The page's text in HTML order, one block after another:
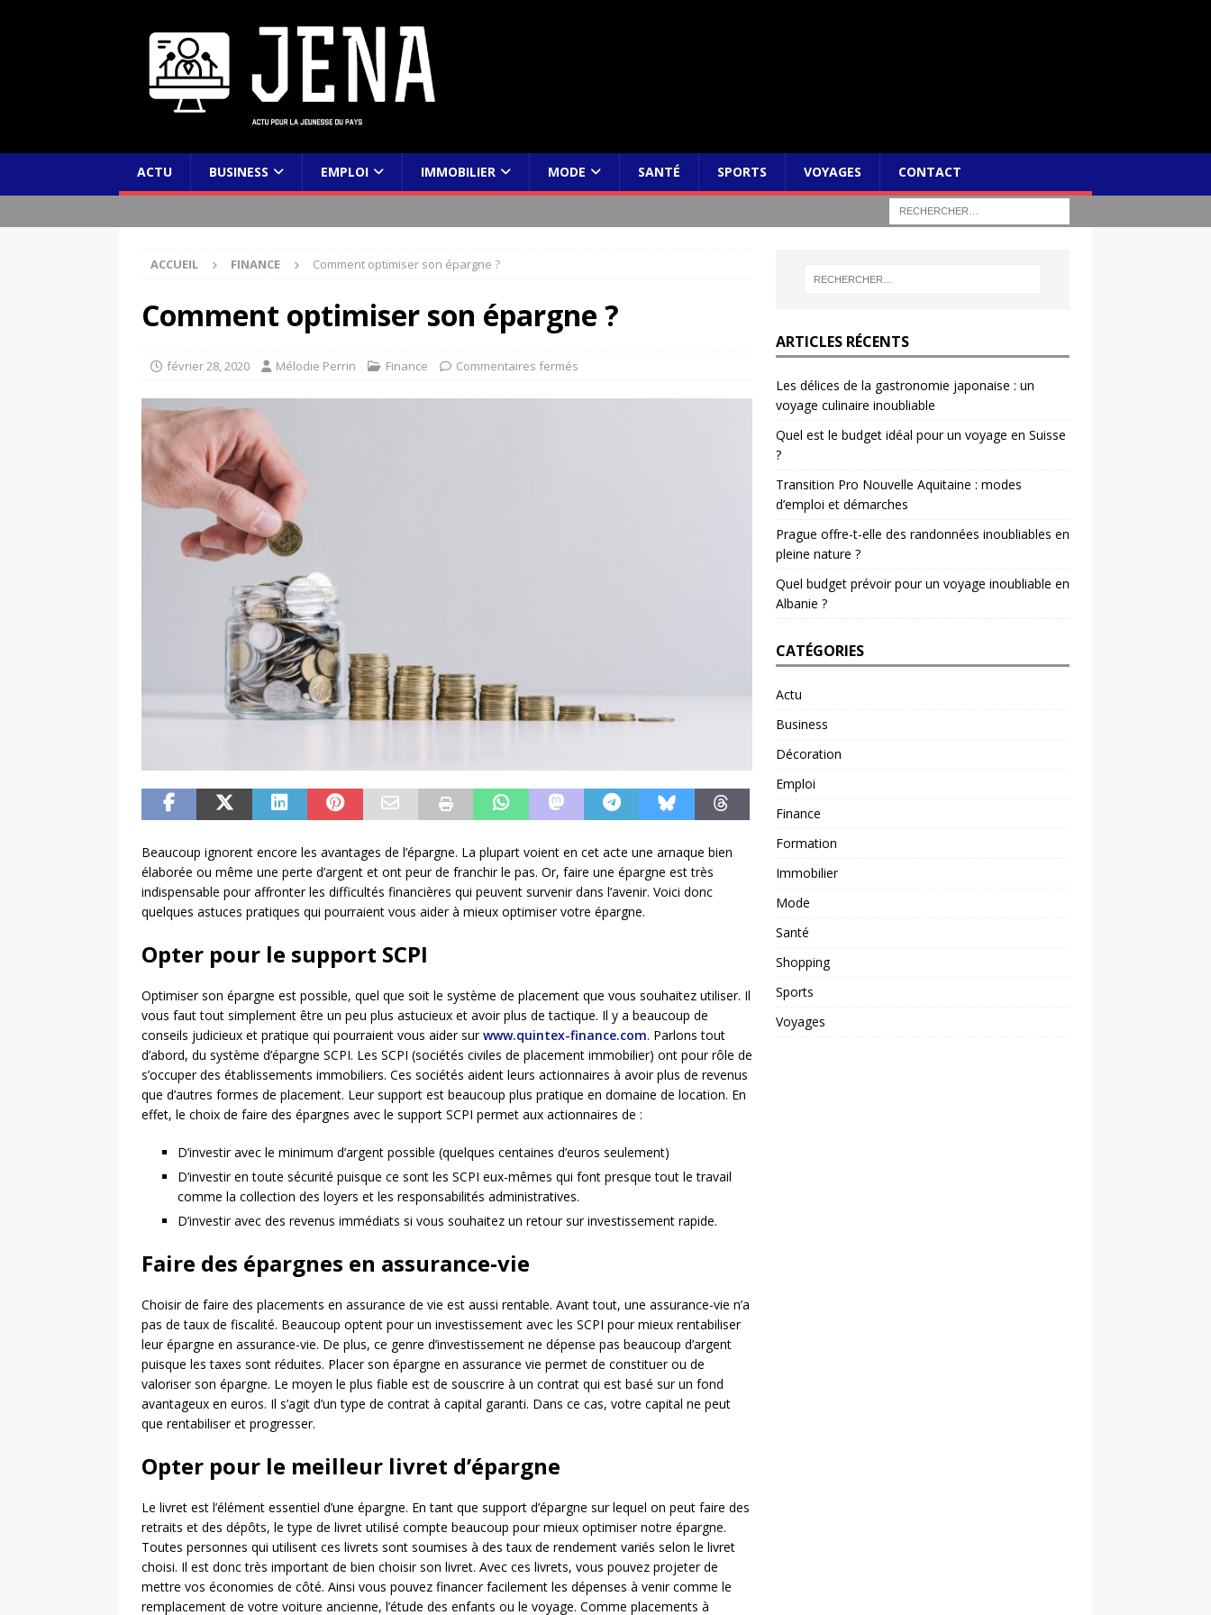
ACTU BUSINESS EMPLOI IMMOBILIER MODE SANTÉ SPORTS VOYAGES CONTACT
ACCUEIL FINANCE Comment optimiser son épargne ?
Comment optimiser son épargne ?
février 28, 2020 Mélodie Perrin Finance Commentaires fermés
Beaucoup ignorent encore les avantages de l’épargne. La plupart voient en cet acte une arnaque bien
élaborée ou même une perte d’argent et ont peur de franchir le pas. Or, faire une épargne est très
indispensable pour affronter les difficultés financières qui peuvent survenir dans l’avenir. Voici donc
quelques astuces pratiques qui pourraient vous aider à mieux optimiser votre épargne.
Opter pour le support SCPI
Optimiser son épargne est possible, quel que soit le système de placement que vous souhaitez utiliser. Il
vous faut tout simplement être un peu plus astucieux et avoir plus de tactique. Il y a beaucoup de
conseils judicieux et pratique qui pourraient vous aider surwww.quintex-finance.com. Parlons tout
d’abord, du système d’épargne SCPI. Les SCPI (sociétés civiles de placement immobilier) ont pour rôle de
s’occuper des établissements immobiliers. Ces sociétés aident leurs actionnaires à avoir plus de revenus
que d’autres formes de placement. Leur support est beaucoup plus pratique en domaine de location. En
effet, le choix de faire des épargnes avec le support SCPI permet aux actionnaires de :
D’investir avec le minimum d’argent possible (quelques centaines d’euros seulement)
D’investir en toute sécurité puisque ce sont les SCPI eux-mêmes qui font presque tout le travail
comme la collection des loyers et les responsabilités administratives.
D’investir avec des revenus immédiats si vous souhaitez un retour sur investissement rapide.
Faire des épargnes en assurance-vie
Choisir de faire des placements en assurance de vie est aussi rentable. Avant tout, une assurance-vie n’a
pas de taux de fiscalité. Beaucoup optent pour un investissement avec les SCPI pour mieux rentabiliser
leur épargne en assurance-vie. De plus, ce genre d’investissement ne dépense pas beaucoup d’argent
puisque les taxes sont réduites. Placer son épargne en assurance vie permet de constituer ou de
valoriser son épargne. Le moyen le plus fiable est de souscrire à un contrat qui est basé sur un fond
avantageux en euros. Il s’agit d’un type de contrat à capital garanti. Dans ce cas, votre capital ne peut
que rentabiliser et progresser.
Opter pour le meilleur livret d’épargne
Le livret est l’élément essentiel d’une épargne. En tant que support d’épargne sur lequel on peut faire des
retraits et des dépôts, le type de livret utilisé compte beaucoup pour mieux optimiser notre épargne.
Toutes personnes qui utilisent ces livrets sont soumises à des taux de rendement variés selon le livret
choisi. Il est donc très important de bien choisir son livret. Avec ces livrets, vous pouvez projeter de
mettre vos économies de côté. Ainsi vous pouvez financer facilement les dépenses à venir comme le
remplacement de votre voiture ancienne, l’étude des enfants ou le voyage. Comme placements à
ARTICLES RÉCENTS
Les délices de la gastronomie japonaise : un
voyage culinaire inoubliable
Quel est le budget idéal pour un voyage en Suisse
?
Transition Pro Nouvelle Aquitaine : modes
d’emploi et démarches
Prague offre-t-elle des randonnées inoubliables en
pleine nature ?
Quel budget prévoir pour un voyage inoubliable en
Albanie ?
CATÉGORIES
Actu
Business
Décoration
Emploi
Finance
Formation
Immobilier
Mode
Santé
Shopping
Sports
Voyages